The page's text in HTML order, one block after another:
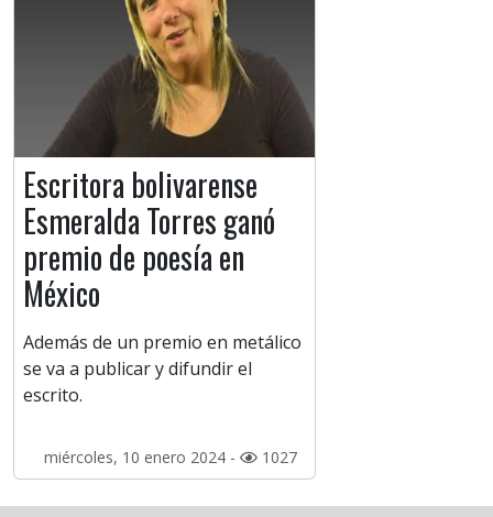
Escritora bolivarense
Esmeralda Torres ganó
premio de poesía en
México
Además de un premio en metálico
se va a publicar y difundir el
escrito.
miércoles, 10 enero 2024 - 1027